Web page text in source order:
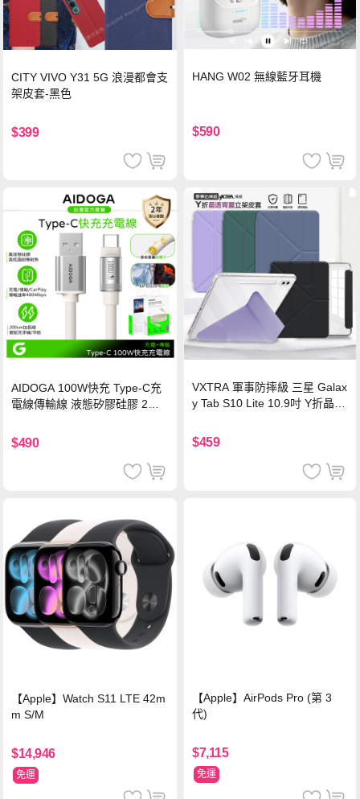
CITY VIVO Y31 5G 浪漫都會支
架皮套-黑色
$399
HANG W02 無線藍牙耳機
$590
AIDOGA 100W快充 Type-C充
電線傳輸線 液態矽膠硅膠 2M
$490
VXTRA 軍事防摔級 三星 Galax
y Tab S10 Lite 10.9吋 Y折晶透
$459
【Apple】Watch S11 LTE 42m
m S/M
$14,946
免運
【Apple】AirPods Pro (第 3
代)
$7,115
免運